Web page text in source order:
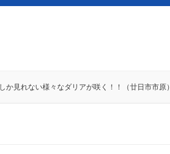
か見れない様々なダリアが咲く！！（廿日市市原）